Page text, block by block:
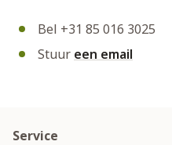
Bel +31 85 016 3025
Stuur een email
Service